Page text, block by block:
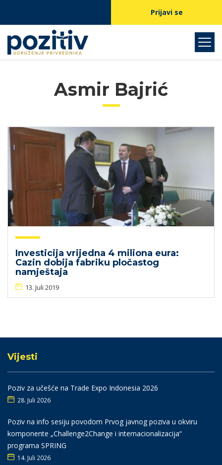
Prijavi se
Asmir Bajrić
Investicija vrijedna 4 miliona eura:
Cazin dobija fabriku pločastog
namještaja
13. Juli 2019
Vijesti
Poziv za učešće na Trade Expo Indonesia 2026
28. Juli 2026
Poziv na info sesiju povodom Prvog javnog poziva u okviru
komponente „Challenge2Change i internacionalizacija“
programa SPRING
14. Juli 2026